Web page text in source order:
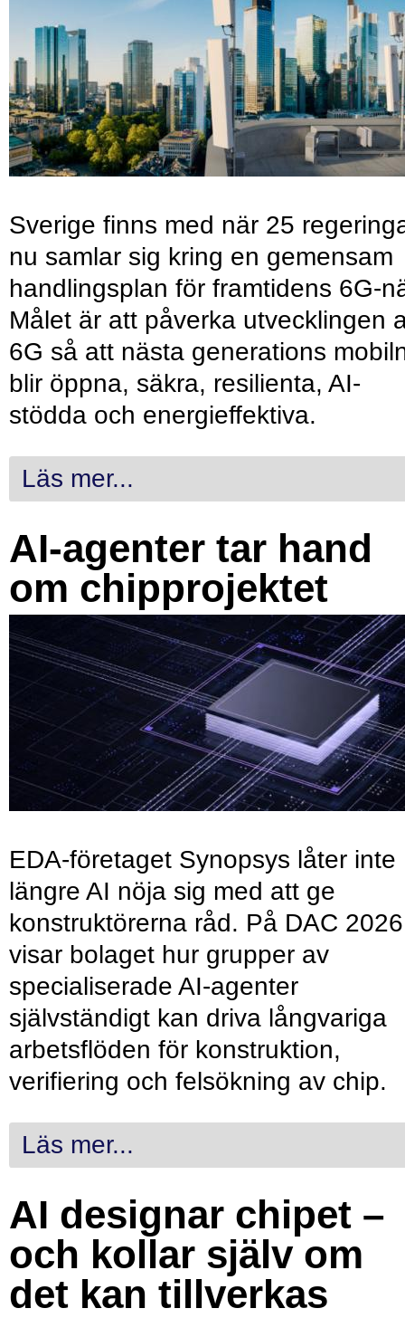
Sverige finns med när 25
nu samlar sig kring en gemensam
handlingsplan för framtidens 6G-
Målet är att påverka utvecklingen
6G så att nästa generations
blir öppna, säkra, resilienta, AI-
stödda och energieffektiva.
Läs mer...
AI-agenter tar hand
om chipprojektet
EDA-företaget Synopsys låter inte
längre AI nöja sig med att ge
konstruktörerna råd. På DAC 2026
visar bolaget hur grupper av
specialiserade AI-agenter
självständigt kan driva långvariga
arbetsflöden för konstruktion,
verifiering och felsökning av chip.
Läs mer...
AI designar chipet –
och kollar själv om
det kan tillverkas